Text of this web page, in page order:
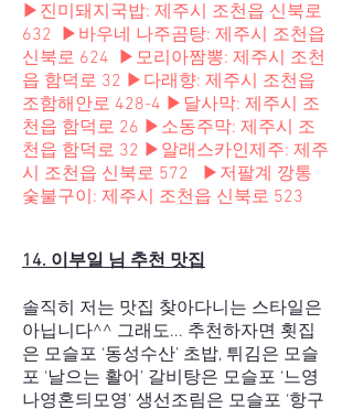
▶ 진미돼지국밥: 제주시 조천읍 신북로
632 ▶ 바우네 나주곰탕: 제주시 조천읍
신북로 624 ▶ 모리아짬뽕: 제주시 조천
읍 함덕로 32 ▶ 다래향: 제주시 조천읍
조함해안로 428-4 ▶ 달사막: 제주시 조
천읍 함덕로 26 ▶ 소동주막: 제주시 조
천읍 함덕로 32 ▶ 알래스카인제주: 제주
시 조천읍 신북로 572 ▶ 저팔계 깡통
숯불구이: 제주시 조천읍 신북로 523
14. 이부일 님 추천 맛집
솔직히 저는 맛집 찾아다니는 스타일은
아닙니다^^ 그래도... 추천하자면 횟집
은 모슬포 ‘동성수산’ 초밥, 튀김은 모슬
포 ‘날으는 활어’ 갈비탕은 모슬포 ‘느영
나영혼듸모영’ 생선조림은 모슬포 ‘항구